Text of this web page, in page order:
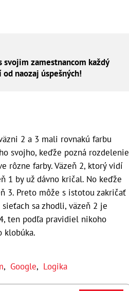
svojim zamestnancom každý
naozaj úspešných!
2 a 3 mali rovnakú farbu
svojho, keďže pozná rozdelenie
rôzne farby. Väzeň 2, ktorý vidí
1 by už dávno kričal. No keďže
3. Preto môže s istotou zakričať
sa zhodli, väzeň 2 je
ten podľa pravidiel nikoho
klobúka.
, Google, Logika